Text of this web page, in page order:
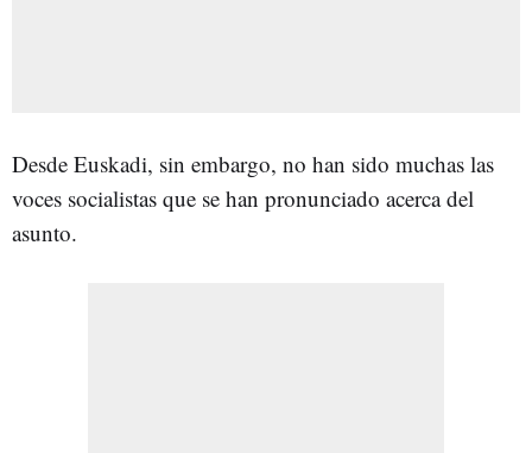
Desde Euskadi, sin embargo, no han sido muchas las
voces socialistas que se han pronunciado acerca del
asunto.